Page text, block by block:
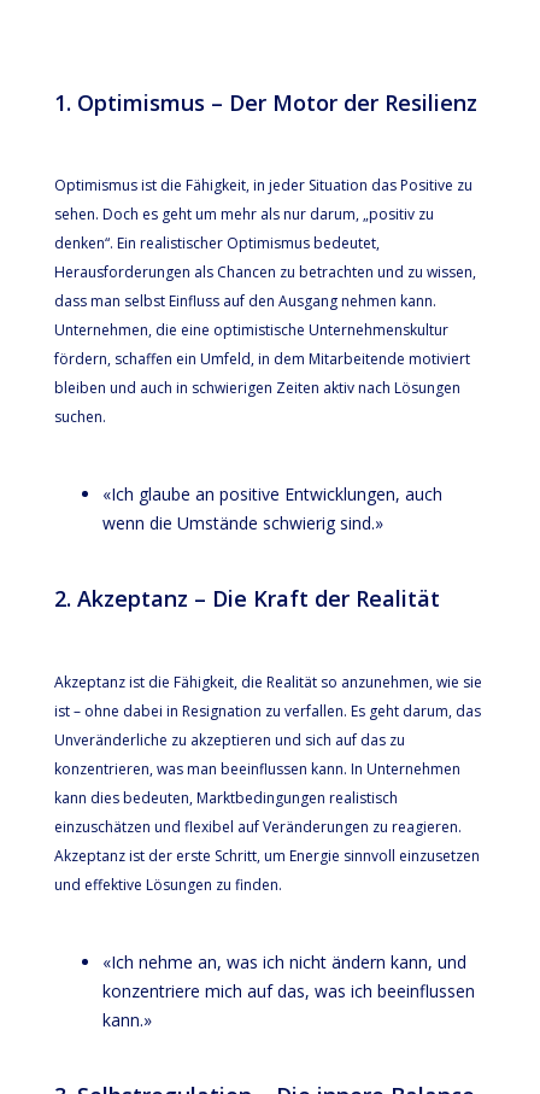
1. Optimismus – Der Motor der Resilienz
Optimismus ist die Fähigkeit, in jeder Situation das Positive zu
sehen. Doch es geht um mehr als nur darum, „positiv zu
denken“. Ein realistischer Optimismus bedeutet,
Herausforderungen als Chancen zu betrachten und zu wissen,
dass man selbst Einfluss auf den Ausgang nehmen kann.
Unternehmen, die eine optimistische Unternehmenskultur
fördern, schaffen ein Umfeld, in dem Mitarbeitende motiviert
bleiben und auch in schwierigen Zeiten aktiv nach Lösungen
suchen.
«Ich glaube an positive Entwicklungen, auch
wenn die Umstände schwierig sind.»
2. Akzeptanz – Die Kraft der Realität
Akzeptanz ist die Fähigkeit, die Realität so anzunehmen, wie sie
ist – ohne dabei in Resignation zu verfallen. Es geht darum, das
Unveränderliche zu akzeptieren und sich auf das zu
konzentrieren, was man beeinflussen kann. In Unternehmen
kann dies bedeuten, Marktbedingungen realistisch
einzuschätzen und flexibel auf Veränderungen zu reagieren.
Akzeptanz ist der erste Schritt, um Energie sinnvoll einzusetzen
und effektive Lösungen zu finden.
«Ich nehme an, was ich nicht ändern kann, und
konzentriere mich auf das, was ich beeinflussen
kann.»